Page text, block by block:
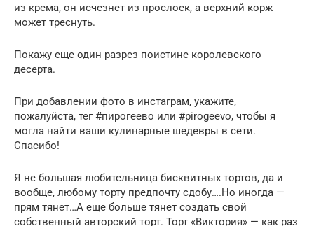
из крема, он исчезнет из прослоек, а верхний корж
может треснуть.
Покажу еще один разрез поистине королевского
десерта.
При добавлении фото в инстаграм, укажите,
пожалуйста, тег #пирогеево или #pirogeevo, чтобы я
могла найти ваши кулинарные шедевры в сети.
Спасибо!
Я не большая любительница бисквитных тортов, да и
вообще, любому торту предпочту сдобу….Но иногда —
прям тянет…А еще больше тянет создать свой
собственный авторский торт. Торт «Виктория» — как раз